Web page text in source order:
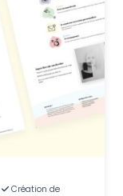
Création de